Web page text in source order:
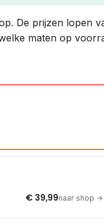
De prijzen
maten op
€ 39,99naar shop →